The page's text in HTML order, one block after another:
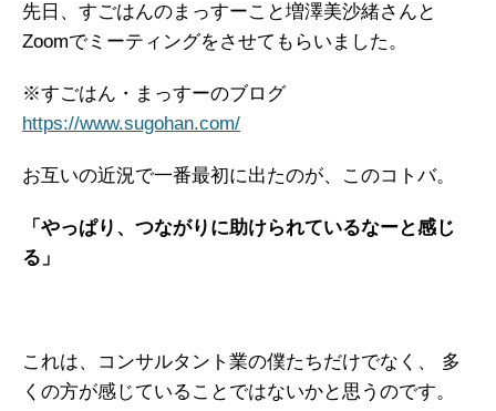
マーケティング塾
ガイアの実績
先日、すごはんのまっすーこと増澤美沙緒さんと
Zoomでミーティングをさせてもらいました。
※すごはん・まっすーのブログ
https://www.sugohan.com/
お互いの近況で一番最初に出たのが、このコトバ。
「やっぱり、つながりに助けられているなーと感じ
る」
これは、コンサルタント業の僕たちだけでなく、
多
くの方が感じていることではないかと思うのです。